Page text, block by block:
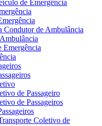
de Emergência
Condutor de Ambulância
Emergência
de Passageiro
de Passageiros
Coletivo de